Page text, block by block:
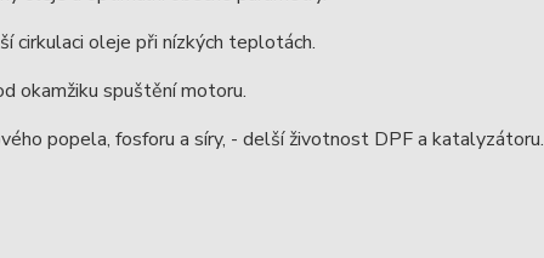
cirkulaci oleje při nízkých teplotách.
okamžiku spuštění motoru.
popela, fosforu a síry, - delší životnost DPF a katalyzátoru.